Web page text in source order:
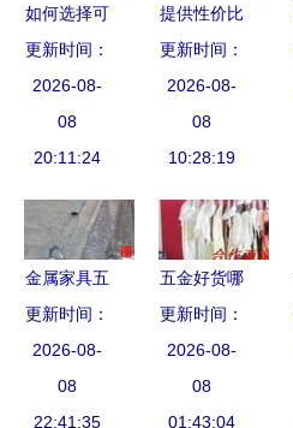
如何选择可
靠的五金产
品批发商
从产品库到
采购全攻略
更新时间：
2026-08-
08
20:11:24
提供性价比
高的钣金冲
压 卫浴五
金配件批发
厦门钜欣五
更新时间：
2026-08-
08
10:28:19
金属家具五
金制品价
格、批发与
厂家选择指
南
更新时间：
2026-08-
08
22:41:35
五金好货哪
里寻？一站
式批发供应
链揭秘价格
优势
更新时间：
2026-08-
08
01:43:04